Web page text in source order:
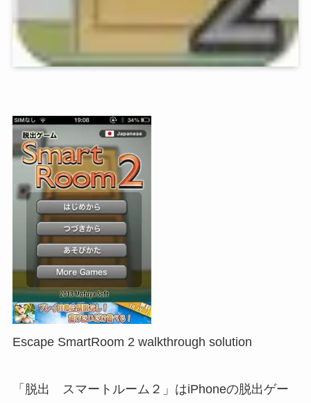
Escape SmartRoom 2 walkthrough solution
「脱出 スマートルーム２」はiPhoneの脱出ゲー